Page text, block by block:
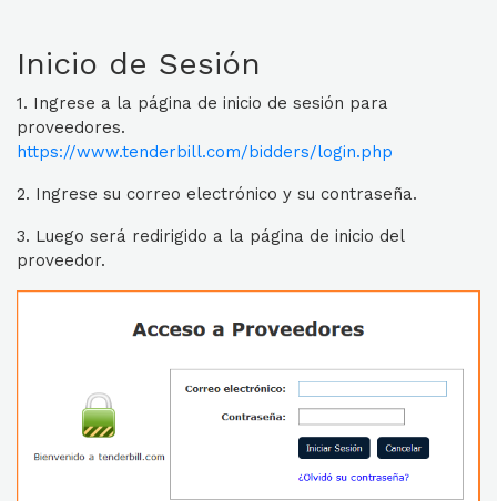
Inicio de Sesión
1. Ingrese a la página de inicio de sesión para
proveedores.
https://www.tenderbill.com/bidders/login.php
2. Ingrese su correo electrónico y su contraseña.
3. Luego será redirigido a la página de inicio del
proveedor.